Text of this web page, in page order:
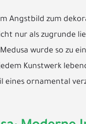
Angstbild zum
nur als zugrunde
wurde so zu
Kunstwerk
eines ornamental